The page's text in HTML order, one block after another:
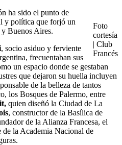
Foto
cortesía
| Club
Francés
ha sido el punto de
y política que forjó un
Buenos Aires.
, socio asiduo y ferviente
frecuentaban sus
un espacio donde se gestaban
que dejaron su huella incluyen
de la belleza de tantos
los Bosques de Palermo, entre
quien diseñó la Ciudad de La
, constructor de la Basílica de
de la Alianza Francesa, el
de la Academia Nacional de